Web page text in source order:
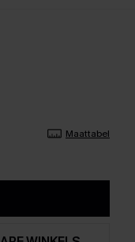
Maattabel